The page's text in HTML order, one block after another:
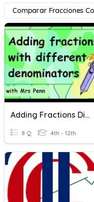
Comparar Fracciones
Adding Fractions Different Denominators
8 Q 4th - 12th